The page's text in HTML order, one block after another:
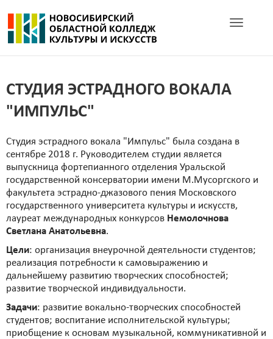
Toggle
СТУДИЯ ЭСТРАДНОГО ВОКАЛА
"ИМПУЛЬС"
Студия эстрадного вокала "Импульс" была создана в
сентябре 2018 г. Руководителем студии является
выпускница фортепианного отделения Уральской
государственной консерватории имени М.Мусоргского и
факультета эстрадно-джазового пения Московского
государственного университета культуры и искусств,
лауреат международных конкурсов Немолочнова
Светлана Анатольевна.
Цели: организация внеурочной деятельности студентов;
реализация потребности к самовыражению и
дальнейшему развитию творческих способностей;
развитие творческой индивидуальности.
Задачи: развитие вокально-творческих способностей
студентов; воспитание исполнительской культуры;
приобщение к основам музыкальной, коммуникативной и